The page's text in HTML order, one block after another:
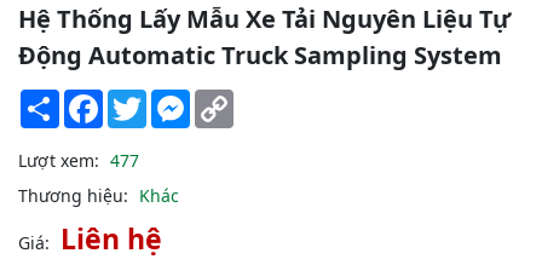
Hệ Thống Lấy Mẫu Xe Tải Nguyên Liệu Tự
Động Automatic Truck Sampling System
Share Facebook
TwitterMessenger
Lượt xem: 477
Thương hiệu: Khác
Giá: Liên hệ